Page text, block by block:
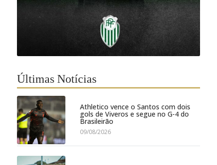
Últimas Notícias
Athletico vence o Santos com dois
gols de Viveros e segue no G-4 do
Brasileirão
09/08/2026